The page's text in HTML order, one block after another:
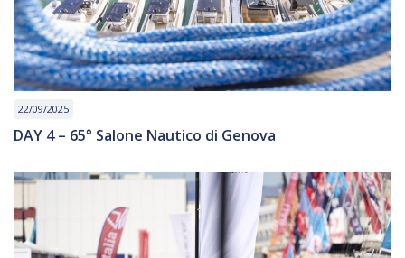
22/09/2025
DAY 4 – 65° Salone Nautico di Genova